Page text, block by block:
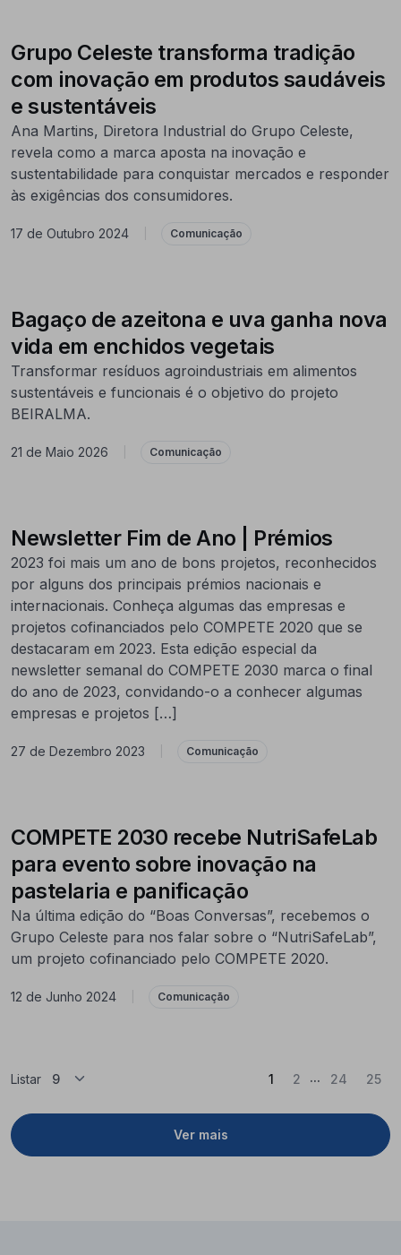
Grupo Celeste transforma tradição
com inovação em produtos saudáveis
e sustentáveis
Ana Martins, Diretora Industrial do Grupo Celeste,
revela como a marca aposta na inovação e
sustentabilidade para conquistar mercados e responder
às exigências dos consumidores.
17 de Outubro 2024 Comunicação
Bagaço de azeitona e uva ganha nova
vida em enchidos vegetais
Transformar resíduos agroindustriais em alimentos
sustentáveis e funcionais é o objetivo do projeto
BEIRALMA.
21 de Maio 2026 Comunicação
Newsletter Fim de Ano | Prémios
2023 foi mais um ano de bons projetos, reconhecidos
por alguns dos principais prémios nacionais e
internacionais. Conheça algumas das empresas e
projetos cofinanciados pelo COMPETE 2020 que se
destacaram em 2023. Esta edição especial da
newsletter semanal do COMPETE 2030 marca o final
do ano de 2023, convidando-o a conhecer algumas
empresas e projetos […]
27 de Dezembro 2023 Comunicação
COMPETE 2030 recebe NutriSafeLab
para evento sobre inovação na
pastelaria e panificação
Na última edição do “Boas Conversas”, recebemos o
Grupo Celeste para nos falar sobre o “NutriSafeLab”,
um projeto cofinanciado pelo COMPETE 2020.
12 de Junho 2024 Comunicação
Listar
Ver mais
1 (Atual)
2 ... 24 25